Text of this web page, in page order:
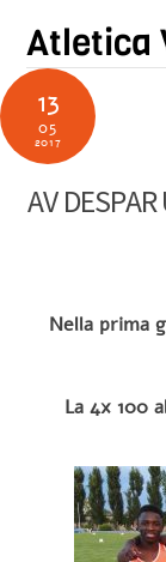
content
Atletica
13
05
2017
AV
Nella prima
La 4x 100